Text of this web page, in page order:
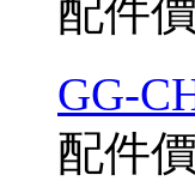
配件
GG-
配件